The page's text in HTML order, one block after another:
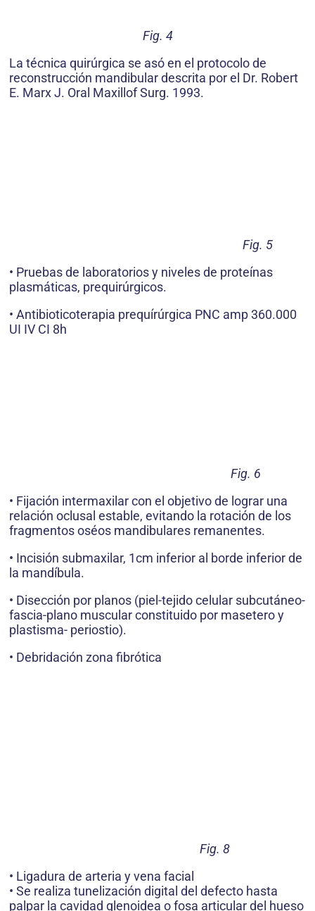
Fig. 4
La técnica quirúrgica se asó en el protocolo de
reconstrucción mandibular descrita por el Dr. Robert
E. Marx J. Oral Maxillof Surg. 1993.
Fig. 5
• Pruebas de laboratorios y niveles de proteínas
plasmáticas, prequirúrgicos.
• Antibioticoterapia prequírúrgica PNC amp 360.000
UI IV CI 8h
Fig. 6
• Fijación intermaxilar con el objetivo de lograr una
relación oclusal estable, evitando la rotación de los
fragmentos oséos mandibulares remanentes.
• Incisión submaxilar, 1cm inferior al borde inferior de
la mandíbula.
• Disección por planos (piel-tejido celular subcutáneo-
fascia-plano muscular constituido por masetero y
plastisma- periostio).
• Debridación zona fibrótica
Fig. 8
• Ligadura de arteria y vena facial
• Se realiza tunelización digital del defecto hasta
palpar la cavidad glenoidea o fosa articular del hueso